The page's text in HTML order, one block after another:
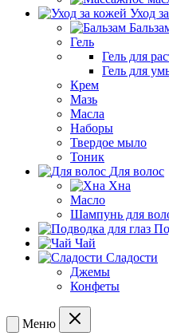
Уход
Гель
Гель для
Гель для
Крем
Мазь
Масла
Наборы
Твердое мыло
Тоник
Для волос
Хна
Масло
Шампунь для
Чай
Сладости
Джемы
Конфеты
Меню